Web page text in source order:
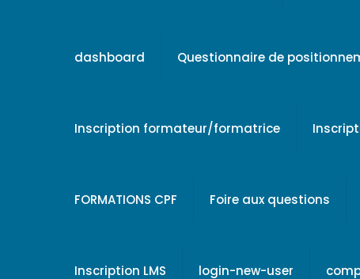
dashboard Questionnaire de
Inscription formateur/formatrice
FORMATIONS CPF Foire aux questions
Inscription LMS login-new-user